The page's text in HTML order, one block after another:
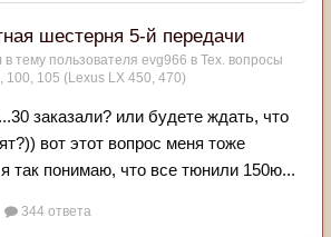
шестерня 5-й передачи
в тему пользователя evg966 в Тех. вопросы
100, 105 (Lexus LX 450, 470)
заказали? или будете ждать, что
вот этот вопрос меня тоже
так понимаю, что все тюнили 150ю...
344 ответа